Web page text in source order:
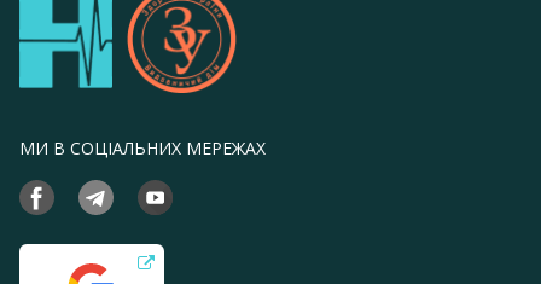
МИ В СОЦІАЛЬНИХ МЕРЕЖАХ